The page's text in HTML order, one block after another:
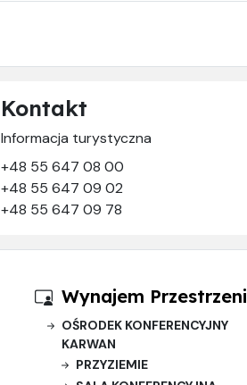
Kontakt
Informacja turystyczna
+48 55 647 08 00
+48 55 647 09 02
+48 55 647 09 78
Wynajem Przestrzeni
OŚRODEK KONFERENCYJNY
KARWAN
PRZYZIEMIE